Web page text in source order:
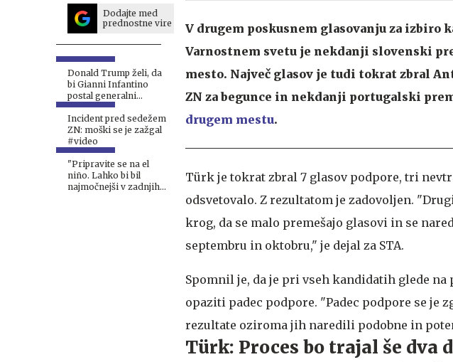
Dodajte med
prednostne vire
Donald Trump želi, da
bi Gianni Infantino
postal generalni
sekretar ZN
Incident pred sedežem
ZN: moški se je zažgal
#video
"Pripravite se na el
niño. Lahko bi bil
najmočnejši v zadnjih
V drugem poskusnem glasovanju za izbiro
Varnostnem svetu je nekdanji slovenski
mesto. Največ glasov je tudi tokrat zbral
ZN za begunce in nekdanji portugalski
drugem mestu.
Türk je tokrat zbral 7 glasov podpore, tri
odsvetovalo. Z rezultatom je zadovoljen.
krog, da se malo premešajo glasovi in se
septembru in oktobru," je dejal za STA.
Spomnil je, da je pri vseh kandidatih glede
opaziti padec podpore. "Padec podpore se je
rezultate oziroma jih naredili podobne in
Türk: Proces bo trajal še dva